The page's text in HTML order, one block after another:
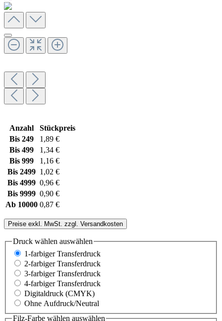
Anzahl
Stückpreis
Bis 249
1,89 €
Bis 499
1,34 €
Bis 999
1,16 €
Bis 2499 1,02 €
Bis 4999 0,96 €
Bis 9999 0,90 €
Ab 10000 0,87 €
Preise exkl. MwSt. zzgl. Versandkosten
Druck wählen auswählen
1-farbiger Transferdruck
2-farbiger Transferdruck
3-farbiger Transferdruck
4-farbiger Transferdruck
Digitaldruck (CMYK)
Ohne Aufdruck/Neutral
Filz-Farbe wählen auswählen